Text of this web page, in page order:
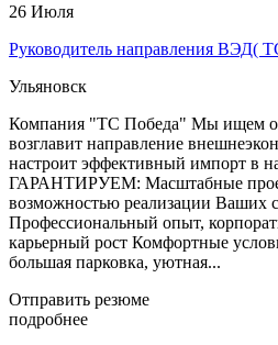
26 Июля
Руководитель направления ВЭД(
Ульяновск
Компания "ТС Победа" Мы ищем
возглавит направление
настроит эффективный импорт в
ГАРАНТИРУЕМ: Масштабные
возможностью реализации Ваших
Профессиональный опыт,
карьерный рост Комфортные
большая парковка, уютная...
Отправить резюме
подробнее